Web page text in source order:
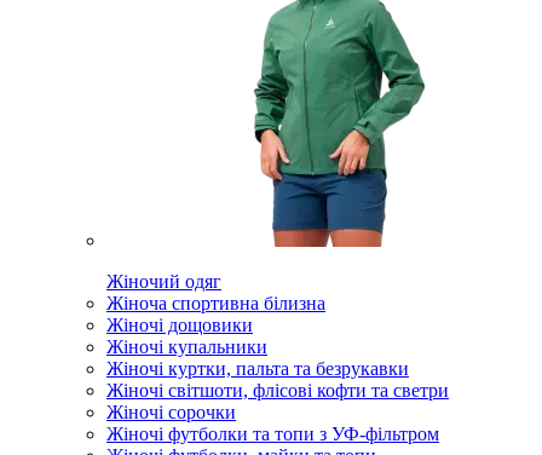
Жіночий одяг
Жіноча спортивна білизна
Жіночі дощовики
Жіночі купальники
Жіночі куртки, пальта та безрукавки
Жіночі світшоти, флісові кофти та светри
Жіночі сорочки
Жіночі футболки та топи з УФ-фільтром